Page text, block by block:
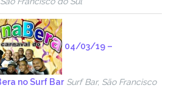
04/03/19 –
no Surf Bar Surf Bar, São Francisco